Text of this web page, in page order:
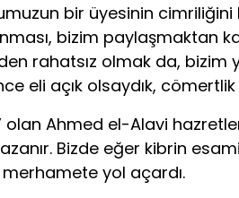
bir üyesinin cimriliğini
bizim paylaşmaktan
rahatsız olmak da, bizim
eli açık olsaydık,
olan Ahmed el-Alavi
Bizde eğer kibrin
yol açardı.